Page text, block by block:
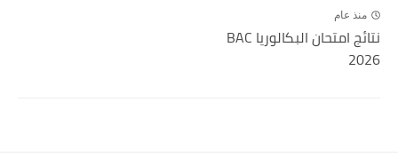
منذ عام
نتائج امتحان البكالوريا BAC
2026